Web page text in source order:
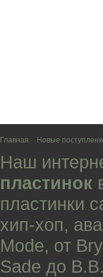
Главная Новые
Наш
пластинок
пластинки
хип-хоп,
Mode, от
Sade до